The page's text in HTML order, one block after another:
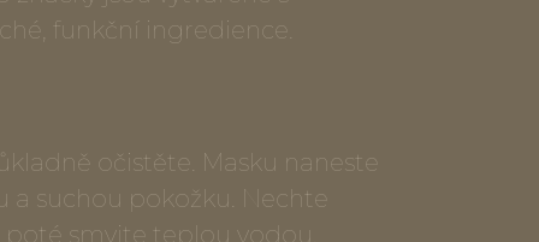
funkční ingredience.
očistěte. Masku naneste
suchou pokožku. Nechte
poté smyjte teplou vodou.